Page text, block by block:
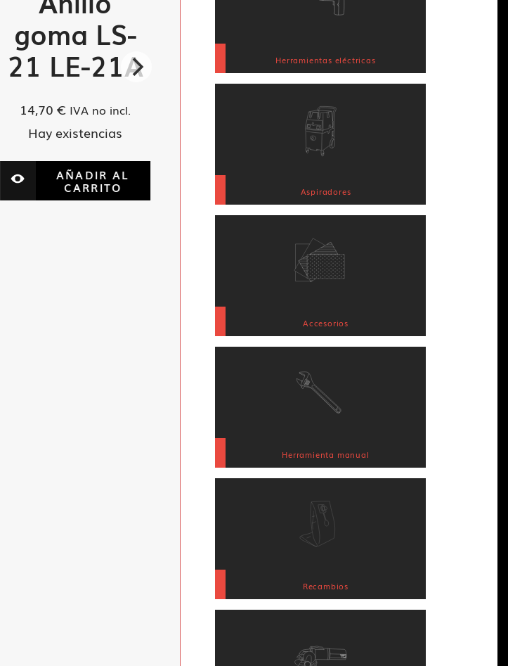
goma LS-
21 LE-21A
14,70€ IVA no incl.
Hay existencias
AÑADIR AL
CARRITO
Herramientas eléctricas
Aspiradores
Accesorios
Herramienta manual
Recambios